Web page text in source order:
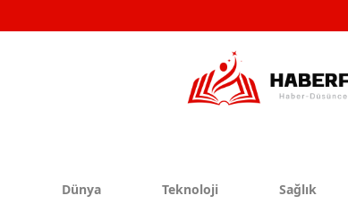
Dünya Teknoloji Sağlık